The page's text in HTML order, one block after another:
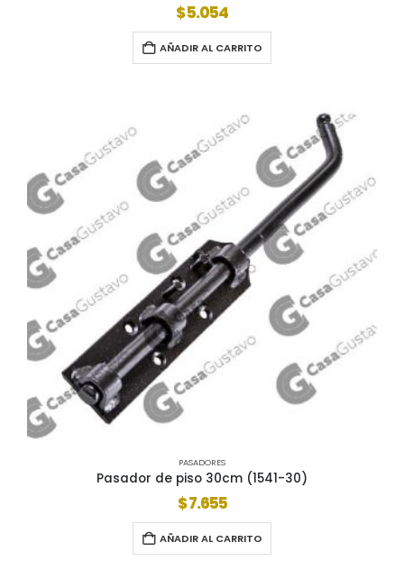
$5.054
AÑADIR AL CARRITO
PASADORES
Pasador de piso 30cm (1541-30)
$7.655
AÑADIR AL CARRITO